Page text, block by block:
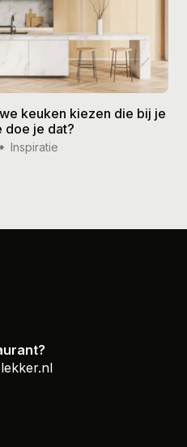
keuken kiezen die bij je
doe je dat?
Inspiratie